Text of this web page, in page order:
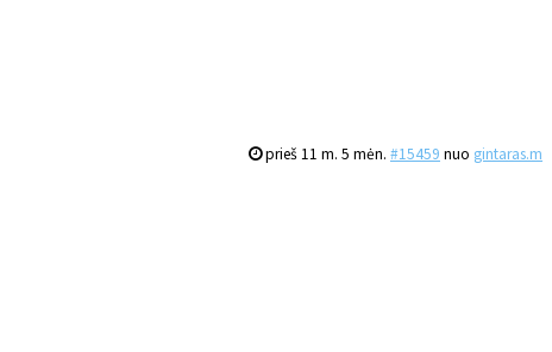
prieš 11 m. 5 mėn. #15459 nuo gintaras.m